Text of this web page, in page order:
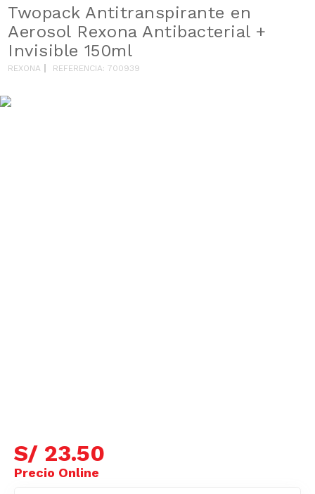
Twopack Antitranspirante en
Aerosol Rexona Antibacterial +
Invisible 150ml
REXONA REFERENCIA:700939
S/ 23.50